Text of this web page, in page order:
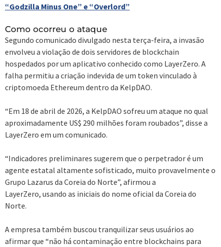
“Godzilla Minus One” e “Overlord”
Como ocorreu o ataque
Segundo comunicado divulgado nesta terça-feira, a invasão
envolveu a violação de dois servidores de blockchain
hospedados por um aplicativo conhecido como LayerZero. A
falha permitiu a criação indevida de um token vinculado à
criptomoeda Ethereum dentro da KelpDAO.
“Em 18 de abril de 2026, a KelpDAO sofreu um ataque no qual
aproximadamente US$ 290 milhões foram roubados”, disse a
LayerZero em um comunicado.
“Indicadores preliminares sugerem que o perpetrador é um
agente estatal altamente sofisticado, muito provavelmente o
Grupo Lazarus da Coreia do Norte”, afirmou a
LayerZero, usando as iniciais do nome oficial da Coreia do
Norte.
A empresa também buscou tranquilizar seus usuários ao
afirmar que “não há contaminação entre blockchains para